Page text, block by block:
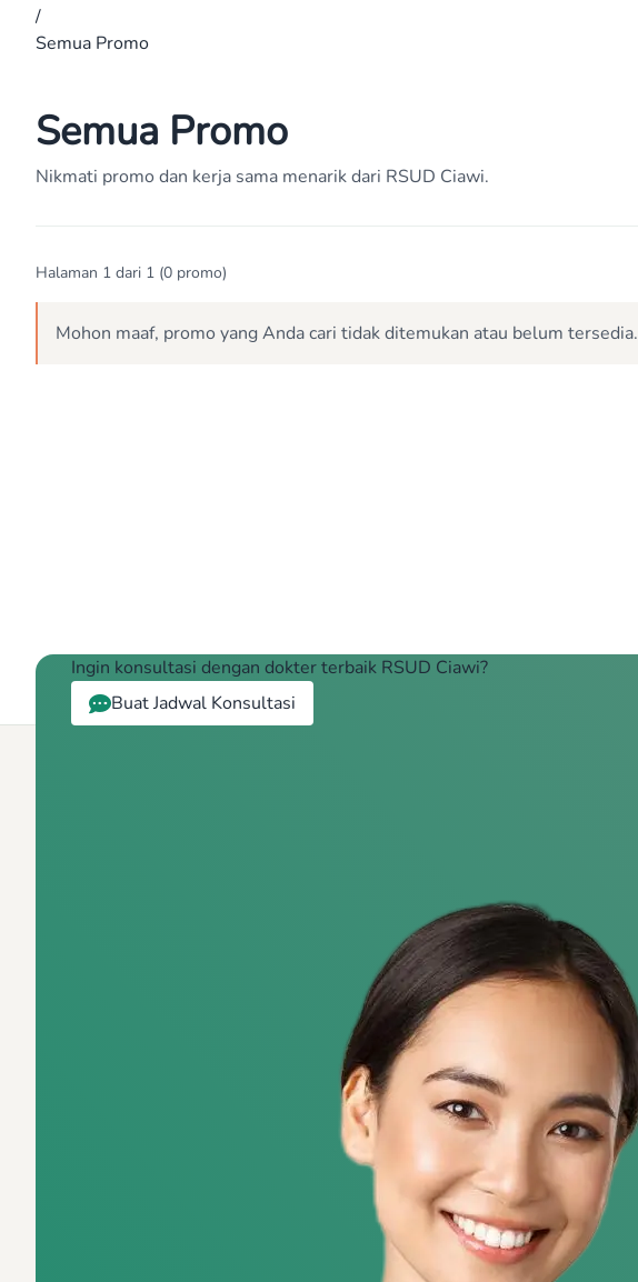
/
Semua Promo
Semua Promo
Nikmati promo dan kerja sama menarik dari RSUD Ciawi.
Halaman 1 dari 1 (0 promo)
Mohon maaf, promo yang Anda cari tidak ditemukan atau belum tersedia.
Ingin konsultasi dengan dokter terbaik RSUD Ciawi?
Buat Jadwal Konsultasi